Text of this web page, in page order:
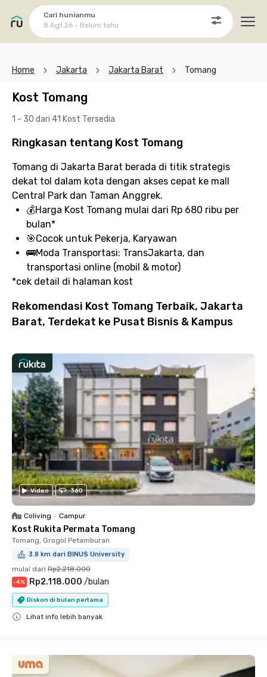
Cari hunianmu
8 Agt 26 - Belum tahu
Home Jakarta Jakarta Barat Tomang
Kost Tomang
1 - 30 dari 41 Kost Tersedia
Ringkasan tentang Kost Tomang
Tomang di Jakarta Barat berada di titik strategis
dekat tol dalam kota dengan akses cepat ke mall
Central Park dan Taman Anggrek.
💰Harga Kost Tomang mulai dari Rp 680 ribu per
bulan*
🎯Cocok untuk Pekerja, Karyawan
🚌Moda Transportasi: TransJakarta, dan
transportasi online (mobil & motor)
*cek detail di halaman kost
Rekomendasi Kost Tomang Terbaik, Jakarta
Barat, Terdekat ke Pusat Bisnis & Kampus
Video 360
Coliving • Campur
Kost Rukita Permata Tomang
Tomang, Grogol Petamburan
3.8 km dari BINUS University
mulai dari Rp2.218.000
-4% Rp2.118.000 /bulan
Diskon di bulan pertama
Lihat info lebih banyak